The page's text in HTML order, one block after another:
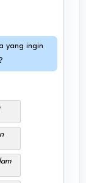
yang ingin